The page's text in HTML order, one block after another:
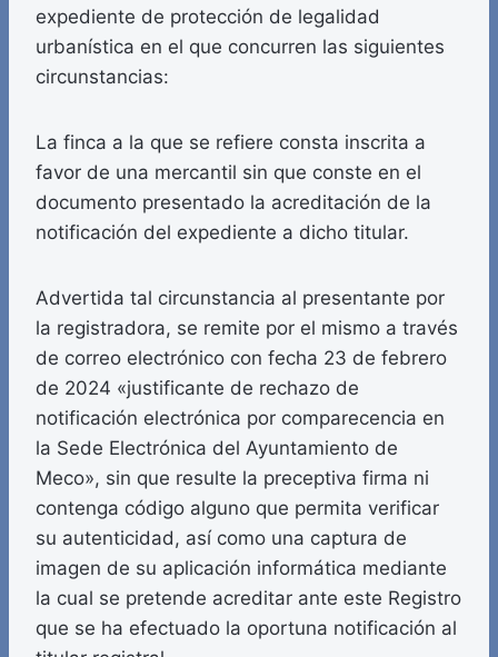
expediente de protección de legalidad
urbanística en el que concurren las siguientes
circunstancias:
La finca a la que se refiere consta inscrita a
favor de una mercantil sin que conste en el
documento presentado la acreditación de la
notificación del expediente a dicho titular.
Advertida tal circunstancia al presentante por
la registradora, se remite por el mismo a través
de correo electrónico con fecha 23 de febrero
de 2024 «justificante de rechazo de
notificación electrónica por comparecencia en
la Sede Electrónica del Ayuntamiento de
Meco», sin que resulte la preceptiva firma ni
contenga código alguno que permita verificar
su autenticidad, así como una captura de
imagen de su aplicación informática mediante
la cual se pretende acreditar ante este Registro
que se ha efectuado la oportuna notificación al